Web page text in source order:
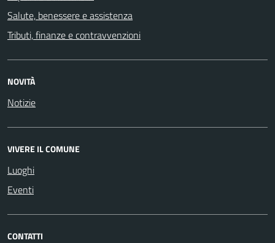
Salute, benessere e assistenza
Tributi, finanze e contravvenzioni
NOVITÀ
Notizie
VIVERE IL COMUNE
Luoghi
Eventi
CONTATTI